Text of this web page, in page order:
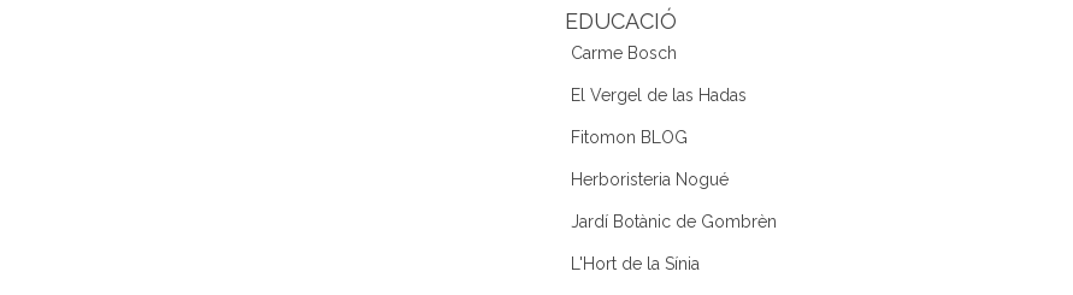
EDUCACIÓ
Carme Bosch
El Vergel de las Hadas
Fitomon BLOG
Herboristeria Nogué
Jardí Botànic de Gombrèn
L'Hort de la Sínia